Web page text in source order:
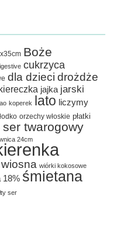
Boże
cukrzyca
dla dzieci drożdże
jajka jarski
koperek lato liczymy
orzechy włoskie płatki
ser twarogowy
24cm
wiosna wiórki kokosowe
18% śmietana
ser